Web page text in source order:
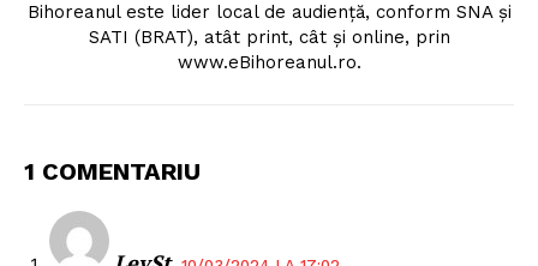
Bihoreanul este lider local de audienţă, conform SNA şi
SATI (BRAT), atât print, cât şi online, prin
www.eBihoreanul.ro.
1 COMENTARIU